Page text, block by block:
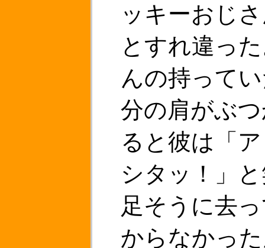
ッキーおじ
とすれ違っ
んの持って
分の肩がぶ
ると彼は「
シタッ！」
足そうに去
からなかっ